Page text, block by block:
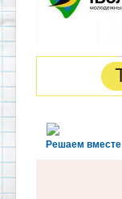
Решаем вместе